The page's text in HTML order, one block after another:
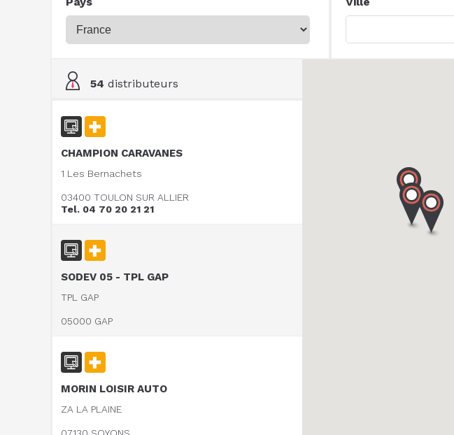
54 distributeurs
CHAMPION CARAVANES
1 Les Bernachets
03400 TOULON SUR ALLIER
Tel. 04 70 20 21 21
SODEV 05 - TPL GAP
TPL GAP
05000 GAP
MORIN LOISIR AUTO
ZA LA PLAINE
07130 SOYONS